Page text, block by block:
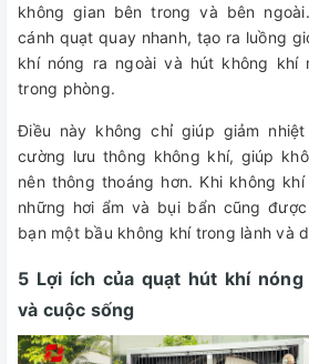
không gian bên trong và bên
cánh quạt quay nhanh, tạo ra luồng
khí nóng ra ngoài và hút không khí
trong phòng.
Điều này không chỉ giúp giảm
cường lưu thông không khí, giúp
nên thông thoáng hơn. Khi không
những hơi ẩm và bụi bẩn cũng
bạn một bầu không khí trong lành và
5 Lợi ích của quạt hút khí
và cuộc sống